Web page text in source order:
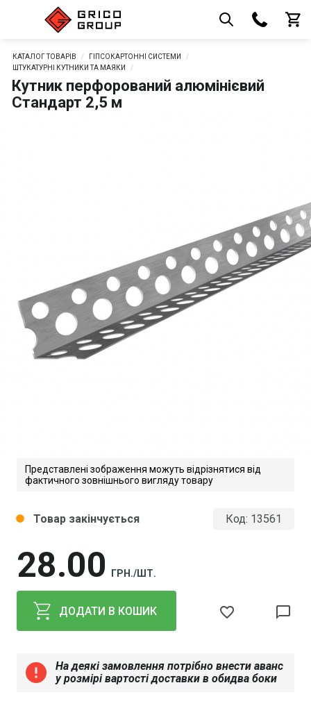
КАТАЛОГ ТОВАРІВ
ГІПСОКАРТОННІ СИСТЕМИ
ШТУКАТУРНІ КУТНИКИ ТА МАЯКИ
Кутник перфорований алюмінієвий
Стандарт 2,5 м
Представлені зображення можуть відрізнятися від
фактичного зовнішнього вигляду товару
Код: 13561
28 00 ГРН./ШТ.
circle Товар закінчується
ДОДАТИ В КОШИК favorite_border chat_bubble_outline
error
На деякі замовлення потрібно внести аванс
у розмірі вартості доставки в обидва боки